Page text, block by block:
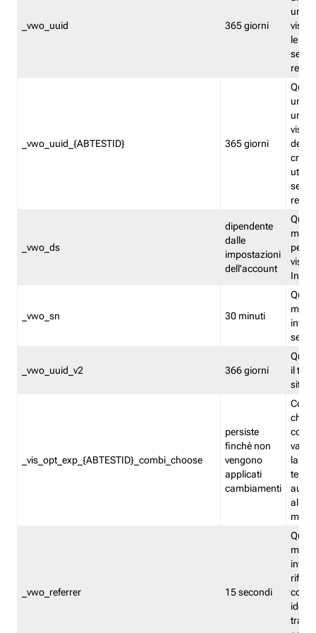
_vwo_uuid 365 giorni
le
_vwo_uuid_{ABTESTID} 365 giorni
un
del
_vwo_ds
dipendente
dalle
impostazioni
dell'account
_vwo_sn 30 minuti
_vwo_uuid_v2 366 giorni
il
sito
_vis_opt_exp_{ABTESTID}_combi_choose
persiste
finchè non
vengono
applicati
cambiamenti
che
la
test.
_vwo_referrer 15 secondi